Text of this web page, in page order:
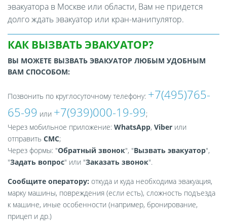
эвакуатора в Москве или области, Вам не придется
долго ждать эвакуатор или кран-манипулятор.
КАК ВЫЗВАТЬ ЭВАКУАТОР?
ВЫ МОЖЕТЕ ВЫЗВАТЬ ЭВАКУАТОР ЛЮБЫМ УДОБНЫМ
ВАМ СПОСОБОМ:
Позвонить по круглосуточному телефону: +7(495)765-
65-99 или +7(939)000-19-99;
Через мобильное приложение: WhatsApp, Viber или
отправить СМС;
Через формы: "Обратный звонок", "Вызвать эвакуатор",
"Задать вопрос" или "Заказать звонок".
Сообщите оператору: откуда и куда необходима эвакуация,
марку машины, повреждения (если есть), сложность подъезда
к машине, иные особенности (например, бронирование,
прицеп и др.)